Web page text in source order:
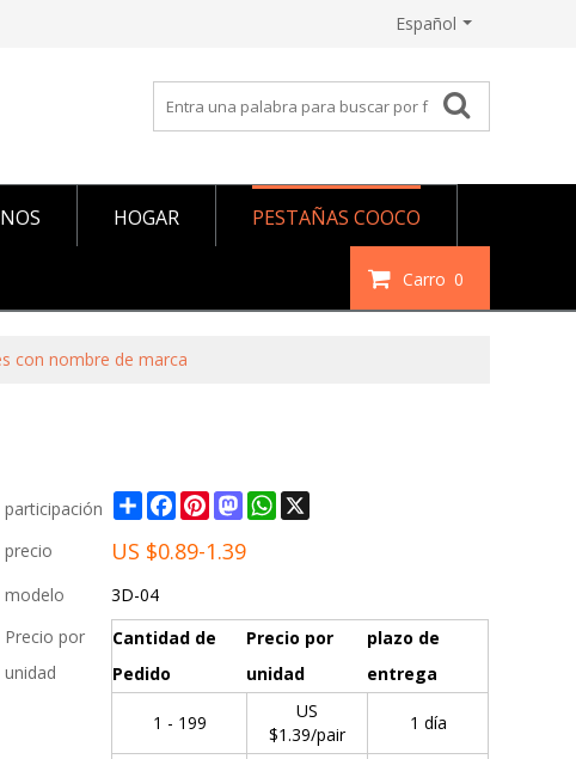
Español
HOGAR PESTAÑAS COOCO
Carro 0
con nombre de marca
participación ShareFacebook
PinterestMastodonWhatsApp
precio US $0.89-1.39
modelo
3D-04
Precio por
unidad
Cantidad de
Pedido
Precio por
unidad
plazo de
entrega
1 - 199
US
$1.39/pair
1 día